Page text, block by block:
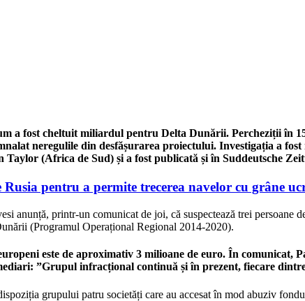
a fost cheltuit miliardul pentru Delta Dunării. Percheziții în
neregulile din desfășurarea proiectului. Investigația a
Taylor (Africa de Sud) și a fost publicată și în Suddeutsche
Rusia pentru a permite trecerea navelor cu grâne
anunță, printr-un comunicat de joi, că suspectează trei
(Programul Operațional Regional 2014-2020).
este de aproximativ 3 milioane de euro. În comunicat,
”Grupul infracțional continuă și în prezent, fiecare
grupului patru societăți care au accesat în mod abuziv